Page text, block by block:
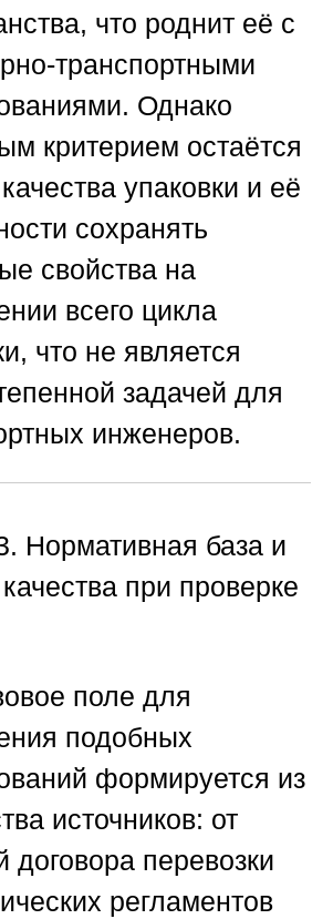
что роднит её с
транспортными
Однако
критерием остаётся
упаковки и её
сохранять
свойства на
всего цикла
что не является
задачей для
инженеров.
Нормативная база и
при проверке
поле для
подобных
формируется из
источников: от
договора перевозки
регламентов